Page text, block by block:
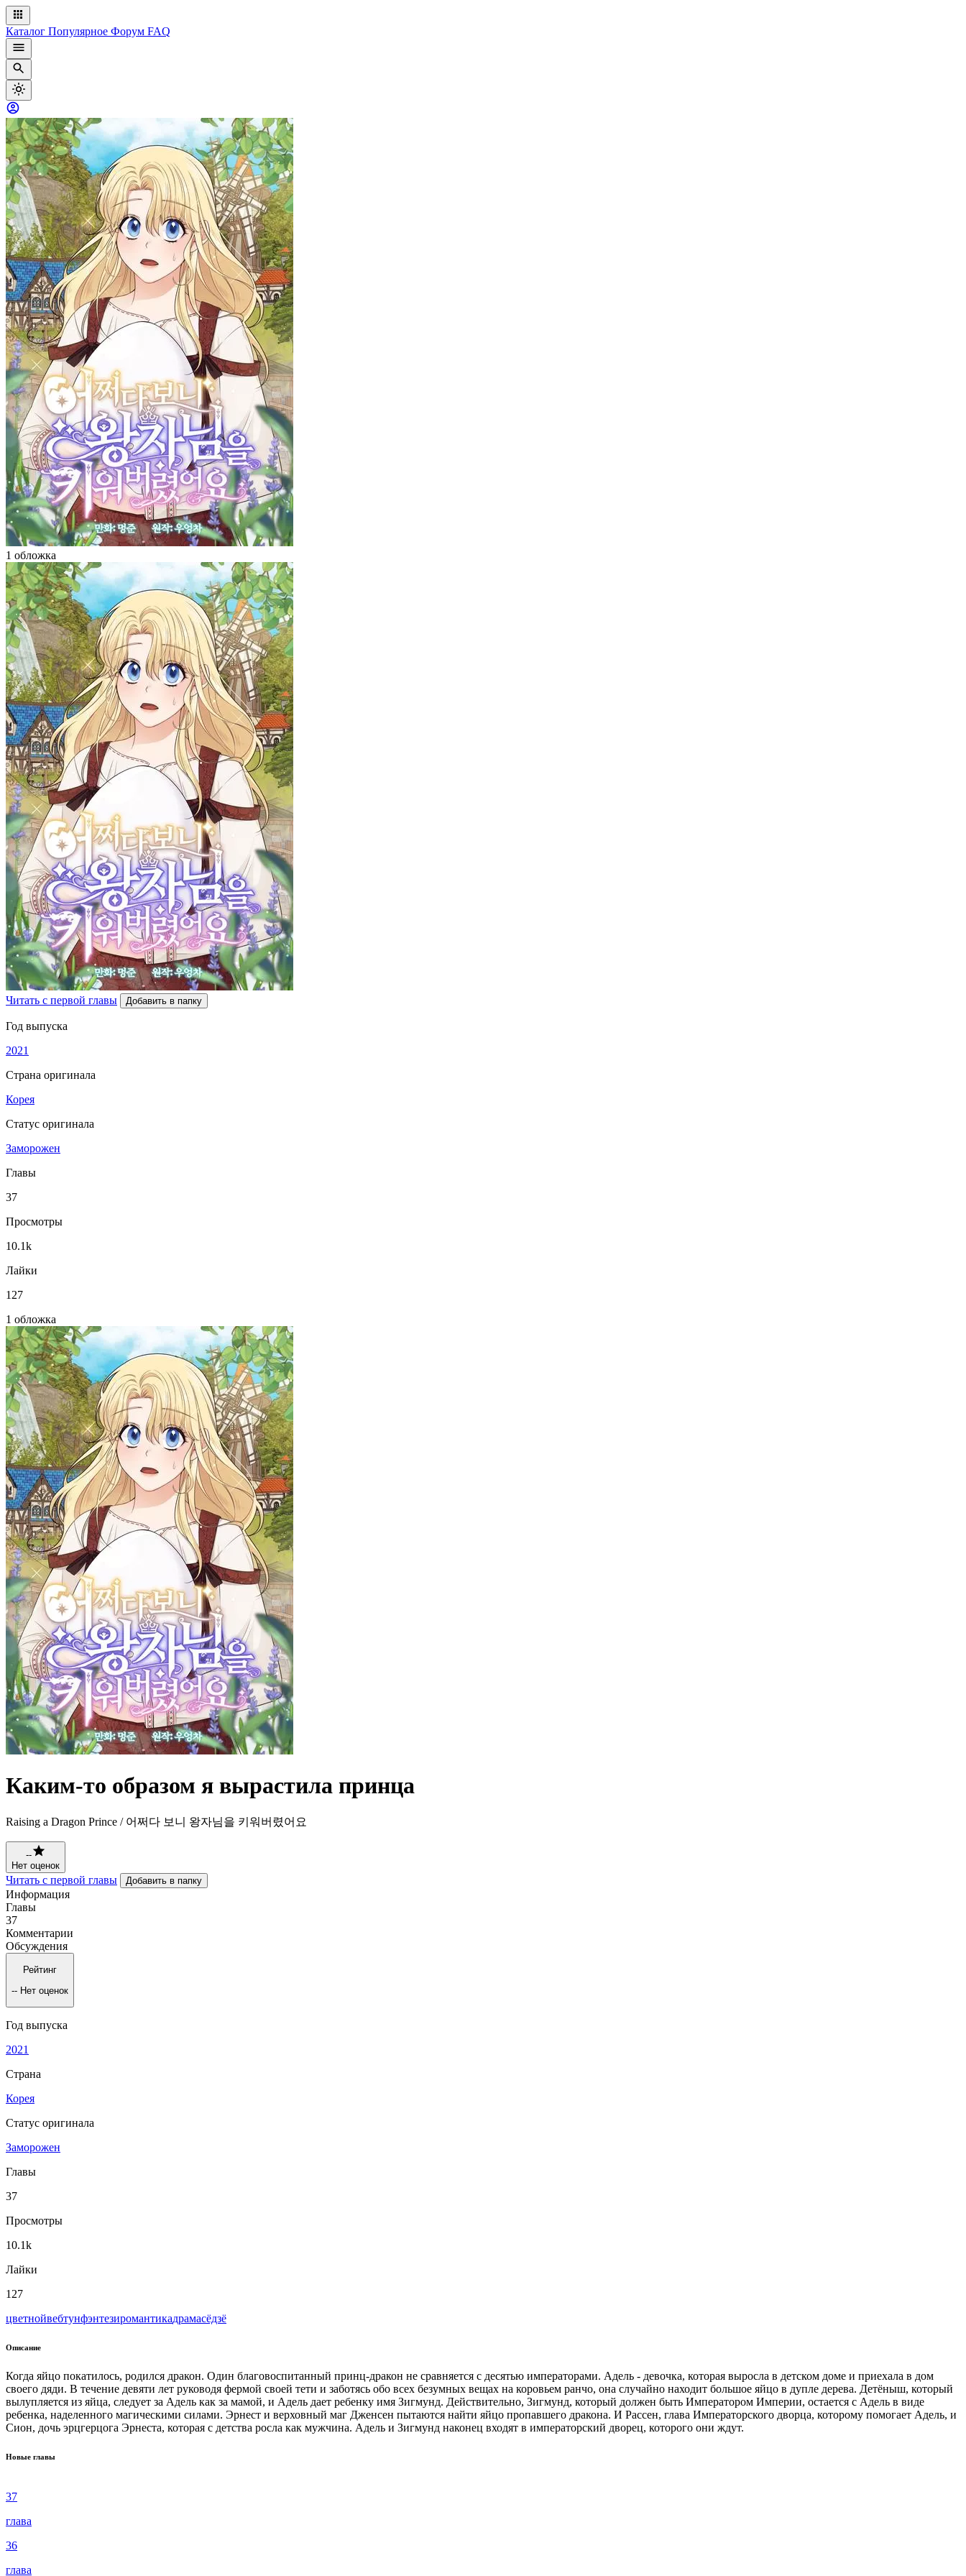
Каталог Популярное Форум FAQ
1 обложка
Читать с первой главы Добавить в папку
Год выпуска
2021
Страна оригинала
Корея
Статус оригинала
Заморожен
Главы
37
Просмотры
10.1k
Лайки
127
1 обложка
Каким-то образом я вырастила принца
Raising a Dragon Prince / 어쩌다 보니 왕자님을 키워버렸어요
--
Нет оценок
Читать с первой главы Добавить в папку
Информация
Главы
37
Комментарии
Обсуждения
Рейтинг
-- Нет оценок
Год выпуска
2021
Страна
Корея
Статус оригинала
Заморожен
Главы
37
Просмотры
10.1k
Лайки
127
цветнойвeбтунфэнтезиромантикадрамасёдзё
Описание
Когда яйцо покатилось, родился дракон. Один благовоспитанный принц-дракон не сравняется с десятью императорами. Адель - девочка, которая выросла в детском доме и приехала в дом
своего дяди. В течение девяти лет руководя фермой своей тети и заботясь обо всех безумных вещах на коровьем ранчо, она случайно находит большое яйцо в дупле дерева. Детёныш, который
вылупляется из яйца, следует за Адель как за мамой, и Адель дает ребенку имя Зигмунд. Действительно, Зигмунд, который должен быть Императором Империи, остается с Адель в виде
ребенка, наделенного магическими силами. Эрнест и верховный маг Дженсен пытаются найти яйцо пропавшего дракона. И Рассен, глава Императорского дворца, которому помогает Адель, и
Сион, дочь эрцгерцога Эрнеста, которая с детства росла как мужчина. Адель и Зигмунд наконец входят в императорский дворец, которого они ждут.
Новые главы
37
глава
36
глава